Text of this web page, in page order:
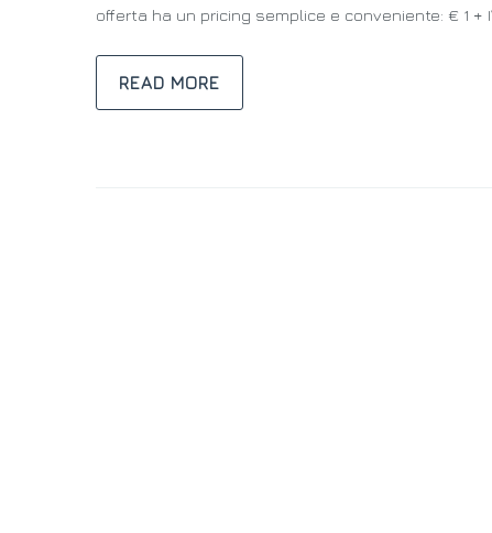
offerta ha un pricing semplice e conveniente: € 1 +
READ MORE